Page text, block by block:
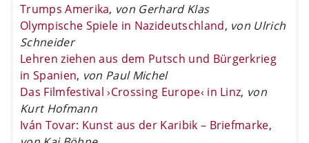
Trumps Amerika, von Gerhard Klas
Olympische Spiele in Nazideutschland, von Ulrich
Schneider
Lehren ziehen aus dem Putsch und Bürgerkrieg
in Spanien, von Paul Michel
Das Filmfestival ›Crossing Europe‹ in Linz, von
Kurt Hofmann
Iván Tovar: Kunst aus der Karibik – Briefmarke,